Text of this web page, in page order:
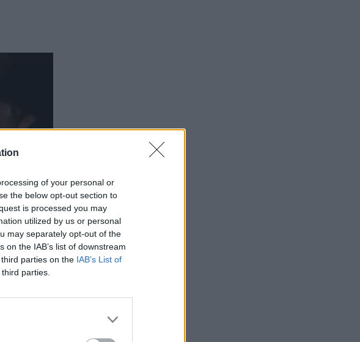
of your personal or
the below opt-out section to
is processed you may
utilized by us or personal
may separately opt-out of the
the IAB’s list of downstream
parties on the IAB’s List of
parties.